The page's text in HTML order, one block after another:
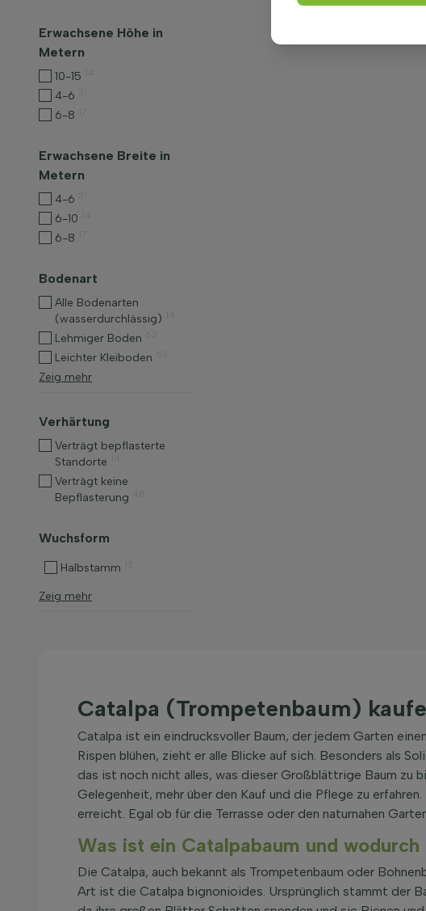
Erwachsene Höhe in
Metern
10-15
4-6
6-8
Erwachsene Breite in
Metern
4-6
6-10
6-8
Bodenart
Alle Bodenarten
(wasserdurchlässig)
Lehmiger Boden
Leichter Kleiboden
Zeig mehr
Verhärtung
Verträgt bepflasterte
Standorte
Verträgt keine
Bepflasterung
Wuchsform
Halbstamm
Zeig mehr
Catalpa (Trompetenbaum)
Catalpa ist ein eindrucksvoller Baum, der jedem Garten
Rispen blühen, zieht er alle Blicke auf sich. Besonders als
das ist noch nicht alles, was dieser Großblättrige Baum zu
Gelegenheit, mehr über den Kauf und die Pflege zu
erreicht. Egal ob für die Terrasse oder den naturnahen
Was ist ein Catalpabaum und
Die Catalpa, auch bekannt als Trompetenbaum oder
Art ist die Catalpa bignonioides. Ursprünglich stammt der